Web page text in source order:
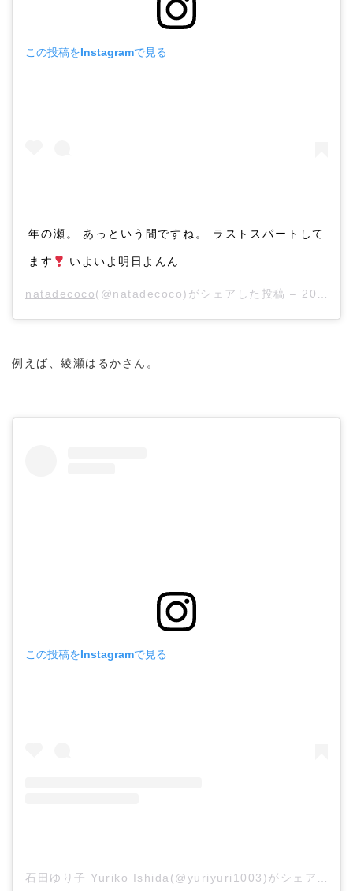
この投稿をInstagramで見る
年の瀬。 あっという間ですね。 ラストスパートして
ます いよいよ明日よんん
natadecoco(@natadecoco)がシェアした投稿 – 2019年12月月30日午前7時19分PST
例えば、綾瀬はるかさん。
この投稿をInstagramで見る